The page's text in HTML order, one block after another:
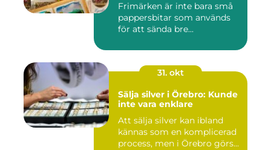
Frimärken är inte bara små
pappersbitar som används
för att sända bre...
31. okt
Sälja silver i Örebro: Kunde
inte vara enklare
Att sälja silver kan ibland
kännas som en komplicerad
process, men i Örebro görs...